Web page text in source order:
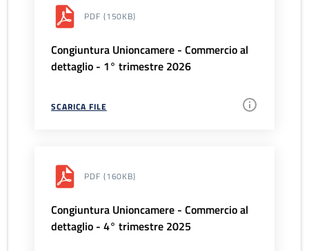
PDF (150KB)
Congiuntura Unioncamere - Commercio al
dettaglio - 1° trimestre 2026
SCARICA FILE
PDF (160KB)
Congiuntura Unioncamere - Commercio al
dettaglio - 4° trimestre 2025